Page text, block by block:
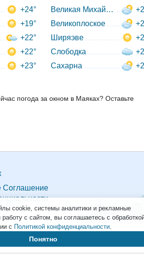
+24°
+19°
+22°
+22°
+23°
Великая Михайловка
Великоплоское
Ширяэве
Слободка
Сахарна
погода за окном в Маяках? Оставьте
Соглашение
cookie, системы аналитики и рекламные
с сайтом, вы соглашаетесь с
с Политикой конфиденциальности.
Понятно